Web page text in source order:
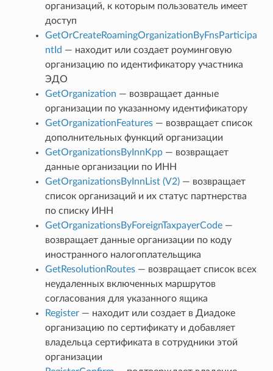
организаций, к которым пользователь имеет
доступ
GetOrCreateRoamingOrganizationByFnsParticipa
ntId — находит или создает роуминговую
организацию по идентификатору участника
ЭДО
GetOrganization — возвращает данные
организации по указанному идентификатору
GetOrganizationFeatures— возвращает список
дополнительных функций организации
GetOrganizationsByInnKpp— возвращает
данные организации по ИНН
GetOrganizationsByInnList (V2)— возвращает
список организаций и их статус партнерства
по списку ИНН
GetOrganizationsByForeignTaxpayerCode—
возвращает данные организации по коду
иностранного налогоплательщика
GetResolutionRoutes— возвращает список всех
неудаленных включенных маршрутов
согласования для указанного ящика
Register— находит или создает в Диадоке
организацию по сертификату и добавляет
владельца сертификата в сотрудники этой
организации